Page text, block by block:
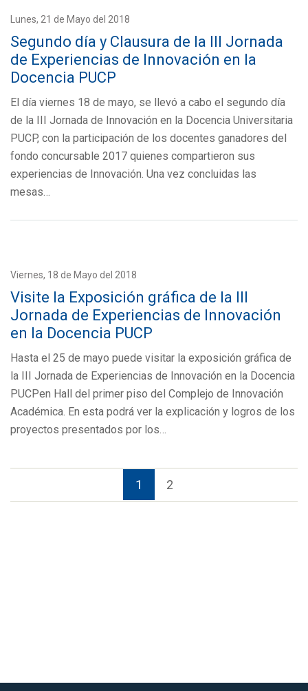
Lunes, 21 de Mayo del 2018
Segundo día y Clausura de la III Jornada
de Experiencias de Innovación en la
Docencia PUCP
El día viernes 18 de mayo, se llevó a cabo el segundo día
de la III Jornada de Innovación en la Docencia Universitaria
PUCP, con la participación de los docentes ganadores del
fondo concursable 2017 quienes compartieron sus
experiencias de Innovación. Una vez concluidas las
mesas…
Viernes, 18 de Mayo del 2018
Visite la Exposición gráfica de la III
Jornada de Experiencias de Innovación
en la Docencia PUCP
Hasta el 25 de mayo puede visitar la exposición gráfica de
la III Jornada de Experiencias de Innovación en la Docencia
PUCPen Hall del primer piso del Complejo de Innovación
Académica. En esta podrá ver la explicación y logros de los
proyectos presentados por los…
1 2